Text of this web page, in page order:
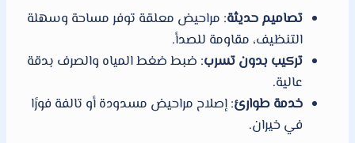
تصاميم حديثة: مراحيض معلقة توفر مساحة وسهلة
التنظيف، مقاومة للصدأ.
تركيب بدون تسرب: ضبط ضغط المياه والصرف بدقة
عالية.
خدمة طوارئ: إصلاح مراحيض مسدودة أو تالفة فورًا
في خيران.